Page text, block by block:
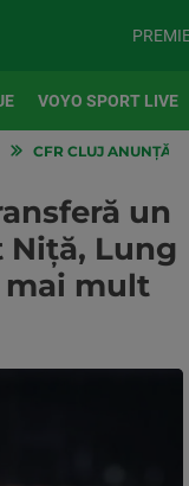
VOYO SPORT LIVE
CFR CLUJ ANUNȚĂ
un
Niță, Lung
mai mult